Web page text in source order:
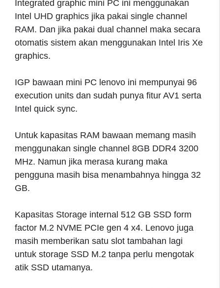
Integrated graphic mini PC ini menggunakan
Intel UHD graphics jika pakai single channel
RAM. Dan jika pakai dual channel maka secara
otomatis sistem akan menggunakan Intel Iris Xe
graphics.
IGP bawaan mini PC lenovo ini mempunyai 96
execution units dan sudah punya fitur AV1 serta
Intel quick sync.
Untuk kapasitas RAM bawaan memang masih
menggunakan single channel 8GB DDR4 3200
MHz. Namun jika merasa kurang maka
pengguna masih bisa menambahnya hingga 32
GB.
Kapasitas Storage internal 512 GB SSD form
factor M.2 NVME PCIe gen 4 x4. Lenovo juga
masih memberikan satu slot tambahan lagi
untuk storage SSD M.2 tanpa perlu mengotak
atik SSD utamanya.